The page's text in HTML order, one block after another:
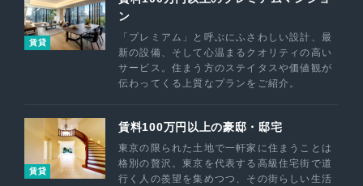
賃貸
ン
「プレミアム」と呼ぶにふさわしい設計、最
新の設備、そして心温まるクオリティの高い
サービス。住まう方のステイタスや価値観が
伝わってくる上質なプランをご紹介。
賃貸
賃料100万円以上の豪邸・邸宅
東京の限られた土地で一軒家に住まうことは
格別の贅沢。東京を代表する高級住宅街で道
行く人の羨望を集めつつ、その街らしい生活